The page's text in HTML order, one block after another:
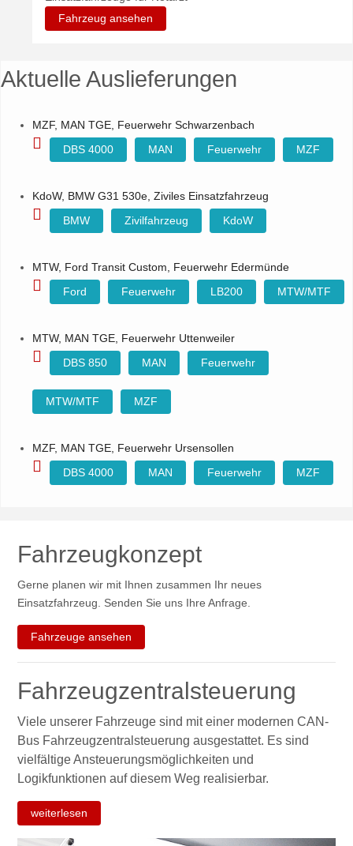
Fahrzeug ansehen
Aktuelle Auslieferungen
MZF, MAN TGE, Feuerwehr Schwarzenbach
DBS 4000
MAN Feuerwehr MZF
KdoW, BMW G31 530e, Ziviles Einsatzfahrzeug
BMW
Zivilfahrzeug KdoW
MTW, Ford Transit Custom, Feuerwehr Edermünde
Ford
Feuerwehr LB200 MTW/MTF
MTW, MAN TGE, Feuerwehr Uttenweiler
DBS 850
MAN Feuerwehr
MTW/MTF MZF
MZF, MAN TGE, Feuerwehr Ursensollen
DBS 4000
MAN Feuerwehr MZF
Fahrzeugkonzept
Gerne planen wir mit Ihnen zusammen Ihr neues
Einsatzfahrzeug. Senden Sie uns Ihre Anfrage.
Fahrzeuge ansehen
Fahrzeugzentralsteuerung
Viele unserer Fahrzeuge sind mit einer modernen CAN-
Bus Fahrzeugzentralsteuerung ausgestattet. Es sind
vielfältige Ansteuerungsmöglichkeiten und
Logikfunktionen auf diesem Weg realisierbar.
weiterlesen